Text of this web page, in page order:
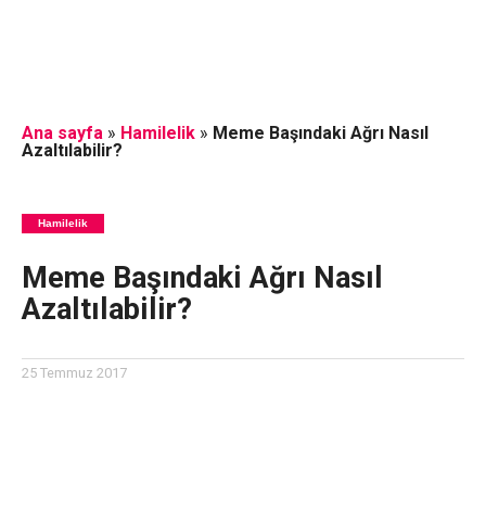
Ana sayfa» Hamilelik» Meme Başındaki Ağrı Nasıl
Azaltılabilir?
Hamilelik
Meme Başındaki Ağrı Nasıl
Azaltılabilir?
25 Temmuz 2017